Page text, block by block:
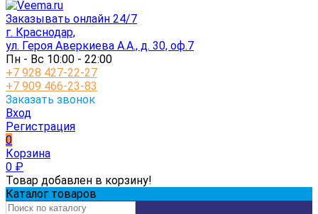
Заказывать онлайн 24/7
г. Краснодар,
ул. Героя Аверкиева А.А., д. 30, оф.7
Пн - Вс 10:00 - 22:00
+7 928 427-22-27
+7 909 466-23-83
Заказать звонок
Вход
Регистрация
0
Корзина
0 ₽
Товар добавлен в корзину!
Каталог товаров